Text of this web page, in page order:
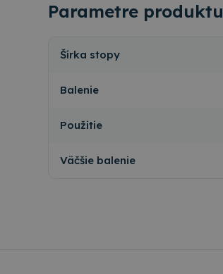
Parametre produktu
Šírka stopy
Balenie
Použitie
Väčšie balenie